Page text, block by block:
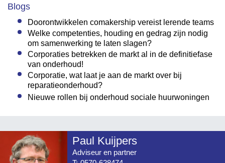
Blogs
Doorontwikkelen comakership vereist lerende teams
Welke competenties, houding en gedrag zijn nodig
om samenwerking te laten slagen?
Corporaties betrekken de markt al in de definitiefase
van onderhoud!
Corporatie, wat laat je aan de markt over bij
reparatieonderhoud?
Nieuwe rollen bij onderhoud sociale huurwoningen
Paul Kuijpers
Adviseur en partner